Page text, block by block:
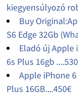
kiegyensúlyozó
Buy
S6 Edge 32Gb
Eladó új Apple
6s Plus 16gb
Apple iPhone 6
Plus 16GB....450€